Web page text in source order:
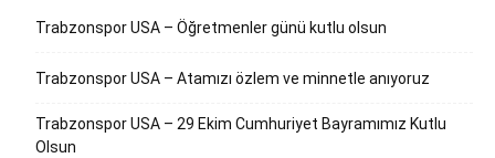
Trabzonspor USA – Öğretmenler günü kutlu olsun
Trabzonspor USA – Atamızı özlem ve minnetle anıyoruz
Trabzonspor USA – 29 Ekim Cumhuriyet Bayramımız Kutlu
Olsun